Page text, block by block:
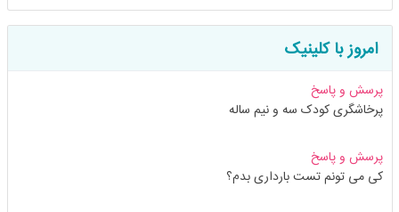
امروز با کلینیک
پرسش و پاسخ
پرخاشگری کودک سه و نیم ساله
پرسش و پاسخ
کی می تونم تست بارداری بدم؟